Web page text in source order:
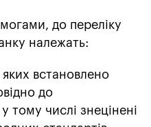
до переліку
належать:
встановлено
до
тому числі знецінені